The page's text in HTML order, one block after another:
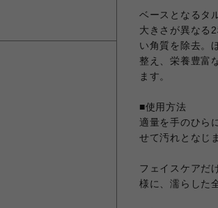
ベースとなるタ
大きさが異なる
い角質を除去。
整え、栄養豊富
ます。
■使用方法
適量を手のひら
せて汚れとなじ
フェイスケアだ
様に、濡らした